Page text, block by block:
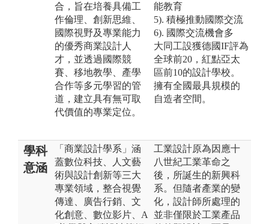
合，旨在培養具備工
作倫理、創新思維、
國際視野及專業能力
的優秀商業設計人
才，並透過國際競
賽、移地教學、產學
合作等多元學習的管
道，建立具有無可取
代價值的專業定位。
能教育
5). 積極推動國際交流
6). 國際交流機會多
大同工設獲德國IF評為
全球前20，紅點亞太
區前10的設計學校。
擁有全國最具規模的
自造者空間。
學科
意涵
「商業設計學系」涵
蓋數位科技、人文藝
術與設計創新等三大
專業領域，整合視覺
傳達、廣告行銷、文
化創意、數位影片、A
工業設計原為因應十
八世紀工業革命之
後，所誕生的新興科
系。但隨者產業的變
化，設計師所處理的
並非僅限於工業產品